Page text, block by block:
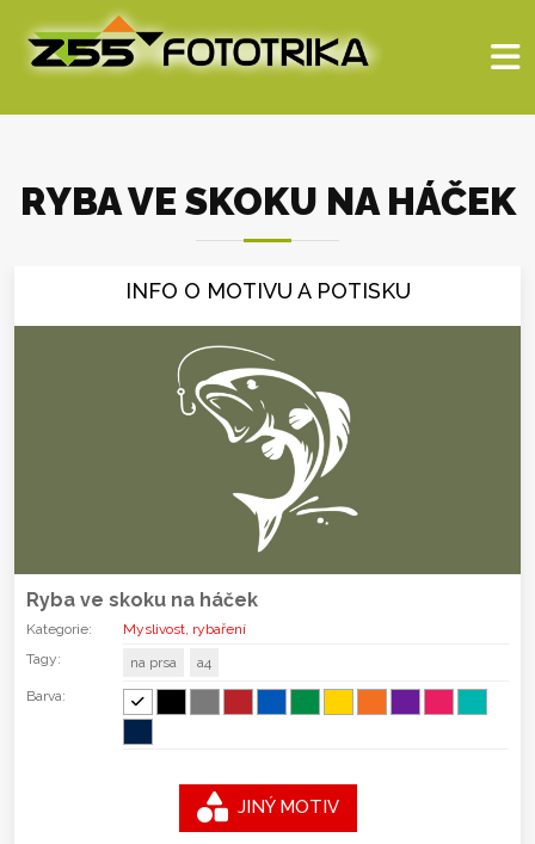
RYBA VE SKOKU NA HÁČEK
INFO O MOTIVU A POTISKU
Ryba ve skoku na háček
Kategorie:
Myslivost, rybaření
Tagy:
na prsa
a4
Barva:
JINÝ MOTIV